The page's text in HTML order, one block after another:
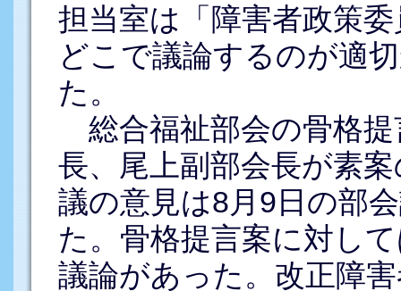
担当室は「障害者政策
どこで議論するのが適
た。
総合福祉部会の骨格
長、尾上副部会長が素
議の意見は8月9日の部
た。骨格提言案に対し
議論があった。改正障